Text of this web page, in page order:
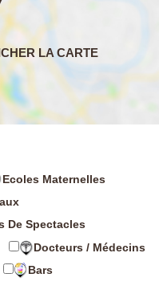
Ecoles Maternelles
De Spectacles
Docteurs / Médecins
Bars